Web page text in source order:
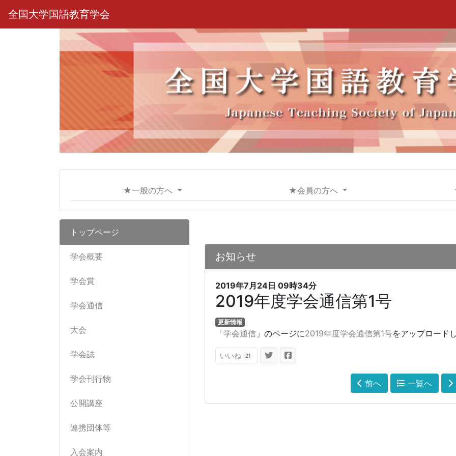
全国大学国語教育学会
★一般の方へ ★会員の方へ
トップページ
学会概要
学会賞
学会通信
大会
学会誌
学会刊行物
公開講座
連携団体等
入会案内
お知らせ
2019年7月24日 09時34分
2019年度学会通信第1号
更新情報
「学会通信 」のページに2019年度学会通信第1号をアップロード
いいね 21
前へ 一覧へ